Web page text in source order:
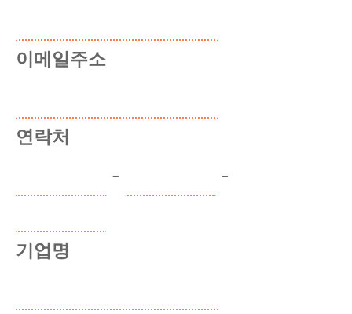
이메일주소
연락처
-
-
기업명